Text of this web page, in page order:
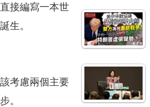
接編寫一本世
生。
考慮兩個主要
。